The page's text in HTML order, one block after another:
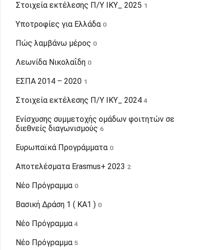
Στοιχεία εκτέλεσης Π/Υ ΙΚΥ_ 2025 1
Υποτροφίες για Ελλάδα 0
Πώς λαμβάνω μέρος 0
Λεωνίδα Νικολαΐδη 0
ΕΣΠΑ 2014 – 2020 1
Στοιχεία εκτέλεσης Π/Υ ΙΚΥ_ 2024 4
Eνίσχυσης συμμετοχής ομάδων φοιτητών σε
διεθνείς διαγωνισμούς 6
Ευρωπαϊκά Προγράμματα 0
Αποτελέσματα Erasmus+ 2023 2
Νέο Πρόγραμμα 0
Βασική Δράση 1 ( KA1 ) 0
Νέο Πρόγραμμα4
Νέο Πρόγραμμα5